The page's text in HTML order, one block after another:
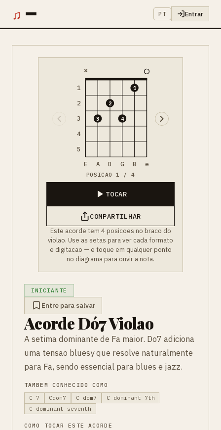
♫ PT Entrar
1
2
3
4
5
×
3
2
4
1
E A D G B e
POSICAO 1 / 4
TOCAR
COMPARTILHAR
Este acorde tem 4 posicoes no braco do
violao. Use as setas para ver cada formato
e digitacao — e toque em qualquer ponto
no diagrama para ouvir a nota.
INICIANTE
Entre para salvar
Acorde Dó7 Violao
A setima dominante de Fa maior. Do7 adiciona
uma tensao bluesy que resolve naturalmente
para Fa, sendo essencial para blues e jazz.
TAMBEM CONHECIDO COMO
C 7
Cdom7 C dom7
C dominant 7th
C dominant seventh
COMO TOCAR ESTE ACORDE